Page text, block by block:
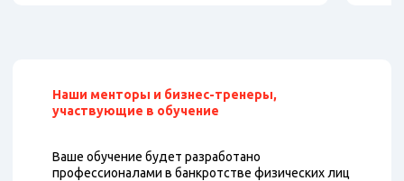
Наши менторы и бизнес-тренеры,
участвующие в обучение
Ваше обучение будет разработано
профессионалами в банкротстве физических лиц